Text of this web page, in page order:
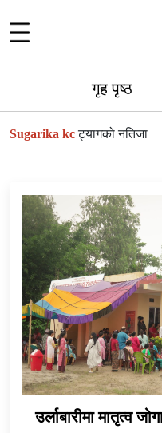
गृह पृष्ठ
Sugarika kcट्यागको नतिजा
उर्लाबारीमा मातृत्व